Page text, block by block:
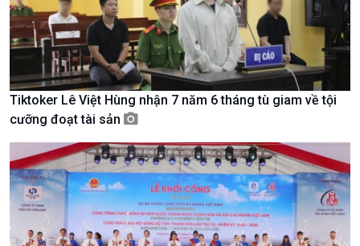
Giới thiệu
Thời sự
Thời sự 6h
Thời sự 12h
Thời sự 18h
Thời sự 21h30
Chuyên mục
Theo dòng Thời sự
Tiktoker Lê Việt Hùng nhận 7 năm 6 tháng tù giam về tội
cưỡng đoạt tài sản